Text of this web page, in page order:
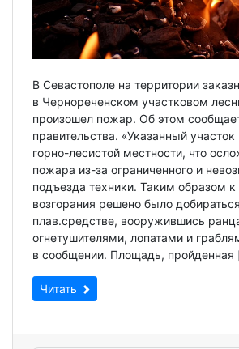
В Севастополе на территории
в Чернореченском участковом
произошел пожар. Об этом
правительства. «Указанный
горно-лесистой местности, что
пожара из-за ограниченного и
подъезда техники. Таким образом
возгорания решено было
плав.средстве, вооружившись
огнетушителями, лопатами и
в сообщении. Площадь,
Читать